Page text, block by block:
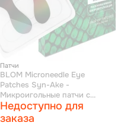
Патчи
BLOM Microneedle Eye
Patches Syn-Ake -
Микроигольные патчи с
пептидом от мимических
морщин 1 пара
Недоступно для
заказа